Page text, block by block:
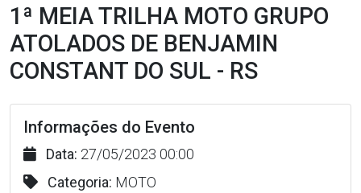
1ª MEIA TRILHA MOTO GRUPO
ATOLADOS DE BENJAMIN
CONSTANT DO SUL - RS
Informações do Evento
Data: 27/05/2023 00:00
Categoria: MOTO